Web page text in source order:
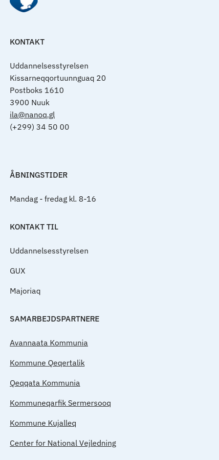
KONTAKT
Uddannelsesstyrelsen
Kissarneqqortuunnguaq 20
Postboks 1610
3900 Nuuk
ila@nanoq.gl
(+299) 34 50 00
ÅBNINGSTIDER
Mandag - fredag kl. 8-16
KONTAKT TIL
Uddannelsesstyrelsen
GUX
Majoriaq
SAMARBEJDSPARTNERE
Avannaata Kommunia
Kommune Qeqertalik
Qeqqata Kommunia
Kommuneqarfik Sermersooq
Kommune Kujalleq
Center for National Vejledning